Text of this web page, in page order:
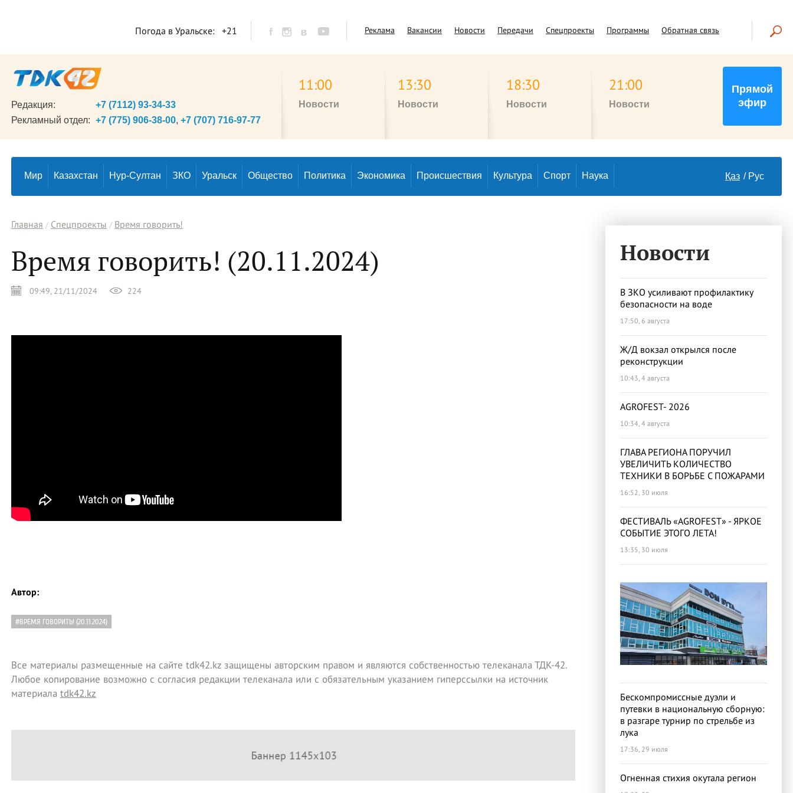
Погода в Уральске: +21 Реклама Вакансии Новости Передачи Спецпроекты Программы Обратная связь
Редакция:
+7 (7112) 93-34-33
Рекламный отдел: +7 (775) 906-38-00, +7 (707) 716-97-77
11:00
Новости
13:30
Новости
18:30
Новости
21:00
Новости
Прямой
эфир
Мир Казахстан Нур-Султан ЗКО Уральск Общество Политика Экономика Происшествия Культура Спорт Наука Қаз Рус
Главная Спецпроекты Время говорить!
Время говорить! (20.11.2024)
09:49, 21/11/2024 224
Автор:
#ВРЕМЯ ГОВОРИТЬ! (20.11.2024)
Все материалы размещенные на сайте tdk42.kz защищены авторским правом и являются собственностью телеканала ТДК-42.
Любое копирование возможно с согласия редакции телеканала или с обязательным указанием гиперссылки на источник
материала tdk42.kz
Новости
В ЗКО усиливают профилактику
безопасности на воде
17:50, 6 августа
Ж/Д вокзал открылся после
реконструкции
10:43, 4 августа
AGROFEST- 2026
10:34, 4 августа
ГЛАВА РЕГИОНА ПОРУЧИЛ
УВЕЛИЧИТЬ КОЛИЧЕСТВО
ТЕХНИКИ В БОРЬБЕ С ПОЖАРАМИ
16:52, 30 июля
ФЕСТИВАЛЬ «AGROFEST» - ЯРКОЕ
СОБЫТИЕ ЭТОГО ЛЕТА!
13:35, 30 июля
Бескомпромиссные дуэли и
путевки в национальную сборную:
в разгаре турнир по стрельбе из
лука
17:36, 29 июля
Огненная стихия окутала регион